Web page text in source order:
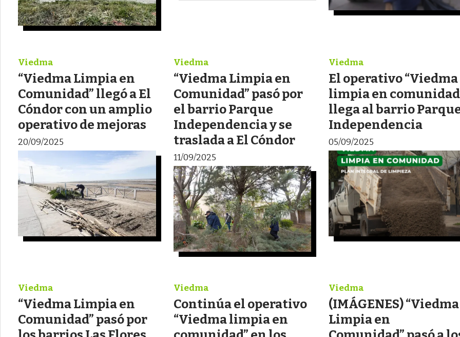
“Viedma Limpia en
Comunidad” llegó a El
Cóndor con un amplio
operativo de mejoras
Viedma
20/09/2025
“Viedma Limpia en
Comunidad” pasó por
el barrio Parque
Independencia y se
traslada a El Cóndor
Viedma
11/09/2025
El operativo “Viedma
limpia en
llega al barrio
Independencia
Viedma
05/09/2025
“Viedma Limpia en
Comunidad” pasó por
Viedma
Continúa el operativo
“Viedma limpia en
Viedma
(IMÁGENES) “Viedma
Limpia en
Viedma